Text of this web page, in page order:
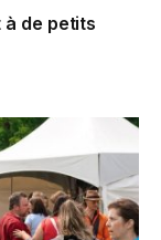
de petits